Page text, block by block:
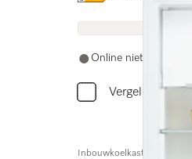
Online niet
Vergelijken
Inbouwkoelkast, nishoogte